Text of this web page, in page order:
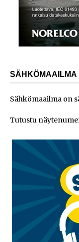
SÄHKÖMAAILMA
Sähkömaailma on
Tutustu